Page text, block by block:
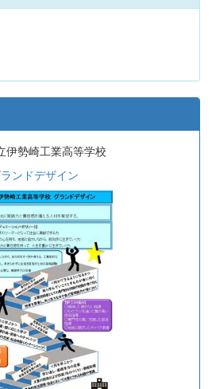
伊勢崎工業高等学校
ンドデザイン